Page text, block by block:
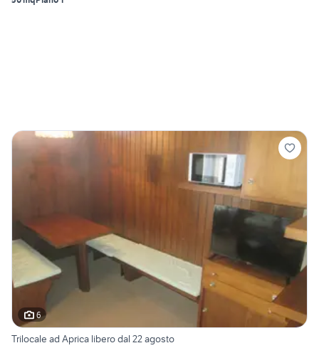
6
Trilocale ad Aprica libero dal 22 agosto